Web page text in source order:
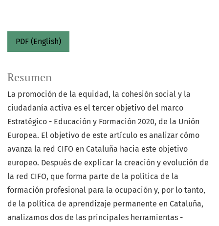
PDF (English)
Resumen
La promoción de la equidad, la cohesión social y la
ciudadanía activa es el tercer objetivo del marco
Estratégico - Educación y Formación 2020, de la Unión
Europea. El objetivo de este artículo es analizar cómo
avanza la red CIFO en Cataluña hacia este objetivo
europeo. Después de explicar la creación y evolución de
la red CIFO, que forma parte de la política de la
formación profesional para la ocupación y, por lo tanto,
de la política de aprendizaje permanente en Cataluña,
analizamos dos de las principales herramientas -